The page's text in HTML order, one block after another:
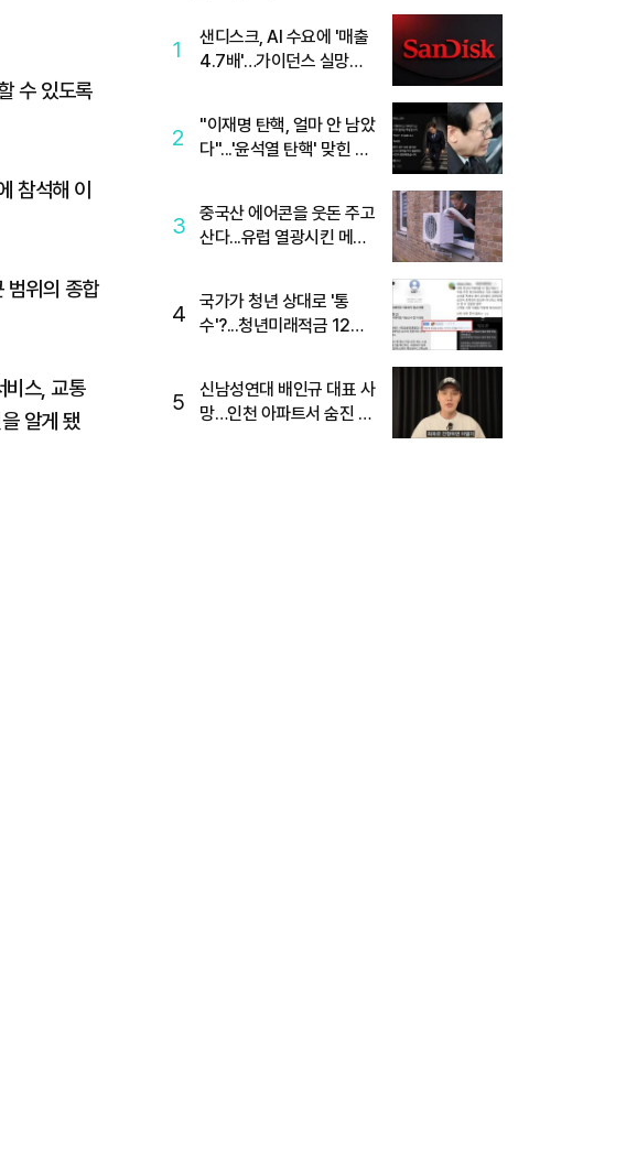
수 있도록
참석해 이
범위의 종합
비스, 교통
알게 됐
1
샌디스크, AI 수요에 '매출
4.7배'…가이던스 실망에
2
"이재명 탄핵, 얼마 안 남았
다"...'윤석열 탄핵' 맞힌 무
3
중국산 에어콘을 웃돈 주고
산다...유럽 열광시킨 메이
4
국가가 청년 상대로 '통
수'?...청년미래적금 12%
5
신남성연대 배인규 대표 사
망…인천 아파트서 숨진 채